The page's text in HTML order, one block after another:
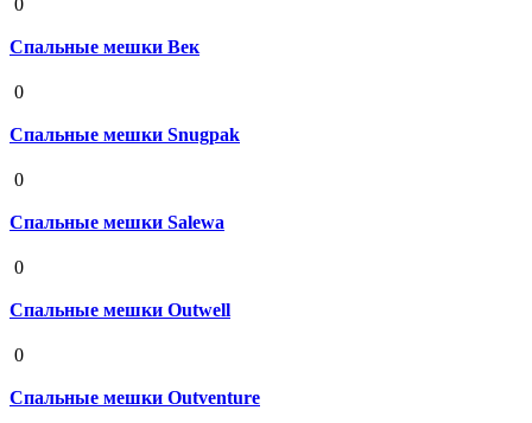
0
Спальные мешки Век
0
Спальные мешки Snugpak
0
Спальные мешки Salewa
0
Спальные мешки Outwell
0
Спальные мешки Outventure